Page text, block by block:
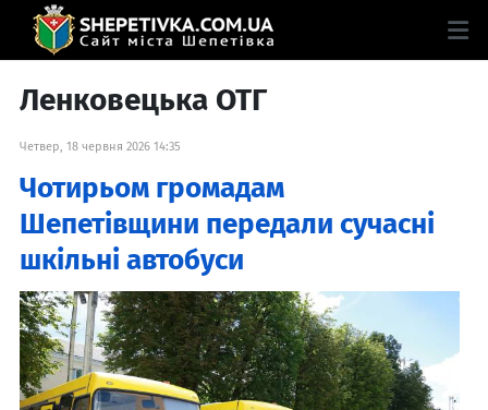
Ленковецька ОТГ
Четвер, 18 червня 2026 14:35
Чотирьом громадам
Шепетівщини передали сучасні
шкільні автобуси